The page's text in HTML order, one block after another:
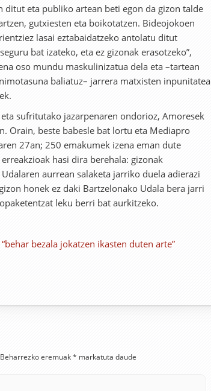
ditut eta publiko artean beti egon da gizon talde
gutxiesten eta boikotatzen. Bideojokoen
lasai eztabaidatzeko antolatu ditut
bat izateko, eta ez gizonak erasotzeko”,
oso mundu maskulinizatua dela eta –tartean
baliatuz– jarrera matxisten inpunitatea
sufritutako jazarpenaren ondorioz, Amoresek
Orain, beste babesle bat lortu eta Mediapro
27an; 250 emakumek izena eman dute
hasi dira berehala: gizonak
aurrean salaketa jarriko duela adierazi
honek ez daki Bartzelonako Udala bera jarri
leku berri bat aurkitzeko.
bezala jokatzen ikasten duten arte”
Beharrezko eremuak* markatuta daude